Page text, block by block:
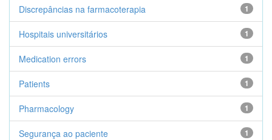
1
Discrepâncias na farmacoterapia
1
Hospitais universitários
1
Medication errors
1
Patients
1
Pharmacology
1
Segurança ao paciente